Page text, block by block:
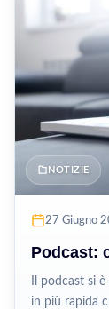
NOTIZIE
27 Giugno
Podcast:
Il podcast si
in più rapida